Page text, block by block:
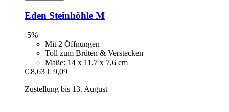
Eden Steinhöhle M
-5%
Mit 2 Öffnungen
Toll zum Brüten & Verstecken
Maße: 14 x 11,7 x 7,6 cm
€ 8,63 € 9,09
Zustellung bis 13. August